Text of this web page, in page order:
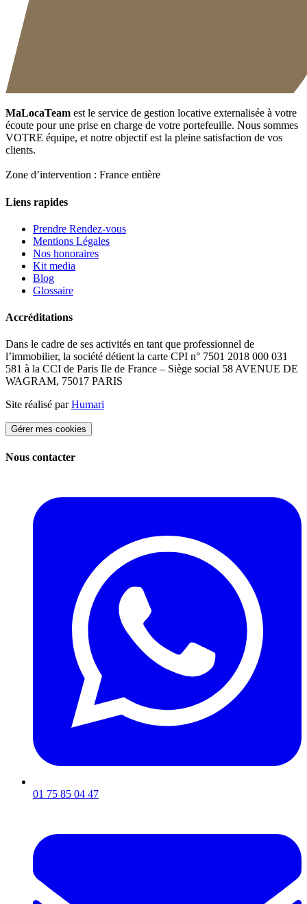
MaLocaTeam est le service de gestion locative externalisée à votre
écoute pour une prise en charge de votre portefeuille. Nous sommes
VOTRE équipe, et notre objectif est la pleine satisfaction de vos
clients.
Zone d’intervention : France entière
Liens rapides
Prendre Rendez-vous
Mentions Légales
Nos honoraires
Kit media
Blog
Glossaire
Accréditations
Dans le cadre de ses activités en tant que professionnel de
l’immobilier, la société détient la carte CPI n° 7501 2018 000 031
581 à la CCI de Paris Ile de France – Siège social 58 AVENUE DE
WAGRAM, 75017 PARIS
Site réalisé parHumari
Gérer mes cookies
Nous contacter
01 75 85 04 47